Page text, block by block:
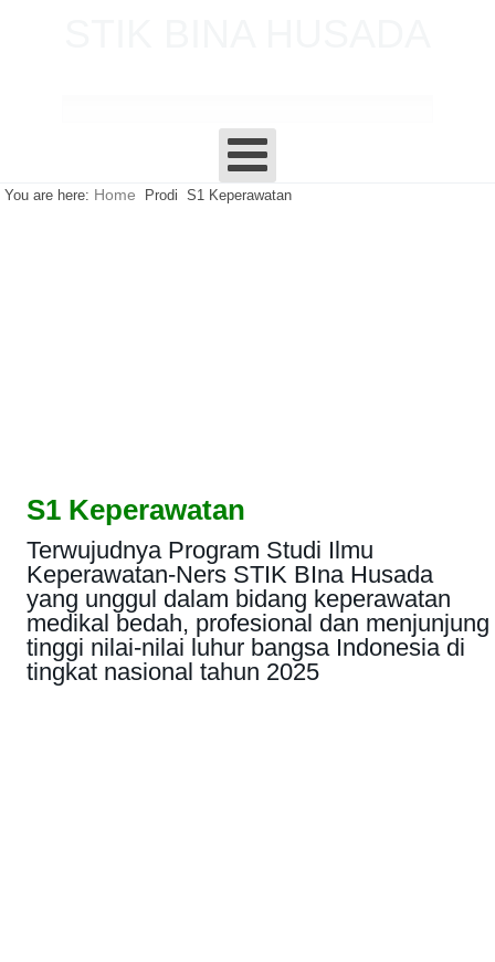
You are here: Home Prodi S1 Keperawatan
S1 Keperawatan
Terwujudnya Program Studi Ilmu
Keperawatan-Ners STIK BIna Husada
yang unggul dalam bidang keperawatan
medikal bedah, profesional dan menjunjung
tinggi nilai-nilai luhur bangsa Indonesia di
tingkat nasional tahun 2025